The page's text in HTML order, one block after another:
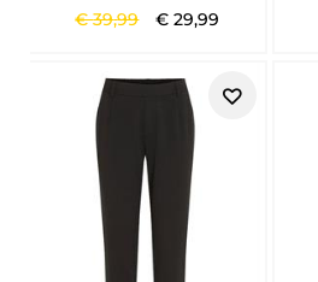
€39,99 €29,99